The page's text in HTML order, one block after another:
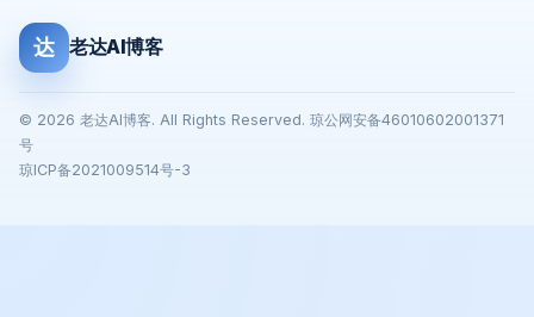
达 老达AI博客
© 2026 老达AI博客. All Rights Reserved. 琼公网安备46010602001371
号
琼ICP备2021009514号-3